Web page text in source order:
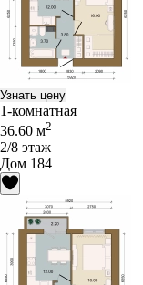
Узнать цену
1-комнатная
36.60 м2
2/8 этаж
Дом 184